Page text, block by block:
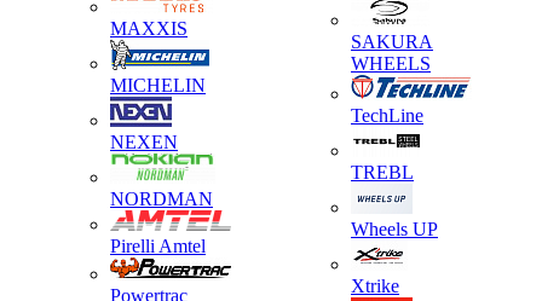
MAXXIS
MICHELIN
NEXEN
NORDMAN
Pirelli Amtel
Powertrac
SAKURA
WHEELS
TechLine
TREBL
Wheels UP
Xtrike